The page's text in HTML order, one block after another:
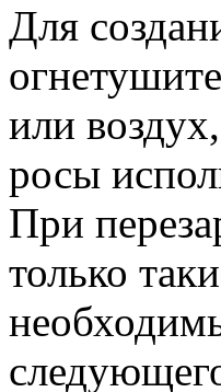
Для
или
росы
При
только